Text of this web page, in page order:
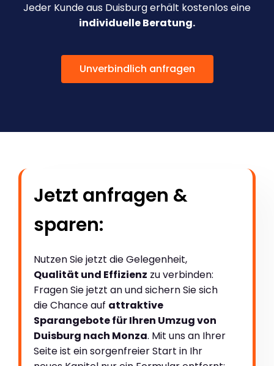
Jeder Kunde aus Duisburg erhält kostenlos eine
individuelle Beratung.
Unverbindlich anfragen
Jetzt anfragen &
sparen:
Nutzen Sie jetzt die Gelegenheit,
Qualität und Effizienz zu verbinden:
Fragen Sie jetzt an und sichern Sie sich
die Chance auf attraktive
Sparangebote für Ihren Umzug von
Duisburg nach Monza. Mit uns an Ihrer
Seite ist ein sorgenfreier Start in Ihr